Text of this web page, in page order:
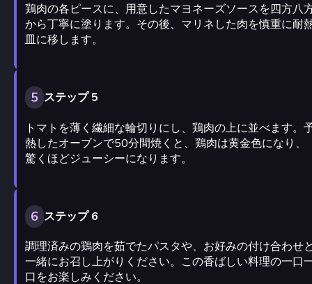
鶏肉の各ピースに、用意したマヨネーズソースを四方八
から丁寧に塗ります。その後、マリネした肉を慎重に耐
皿に移します。
5 ステップ 5
トマトを薄く繊細な輪切りにし、鶏肉の上に並べます。
熱したオーブンで50分間焼くと、鶏肉は黄金色になり、
驚くほどジューシーになります。
6 ステップ 6
調理済みの鶏肉を茹でたパスタや、お好みの付け合わせ
一緒にお召し上がりください。この香ばしい料理の一口
口をお楽しみください。